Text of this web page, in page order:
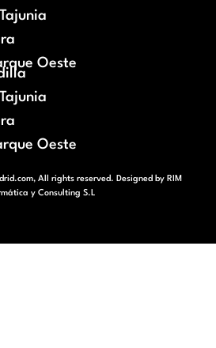
Oeste
Oeste
All rights reserved. Designed by RIM
y Consulting S.L